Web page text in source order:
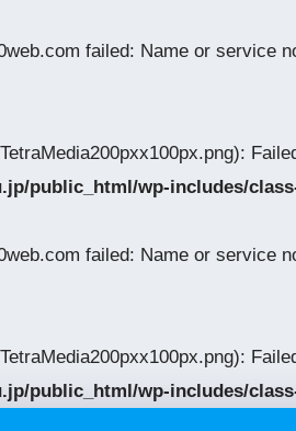
failed: Name or service
public_html/wp-includes/
failed: Name or service
public_html/wp-includes/